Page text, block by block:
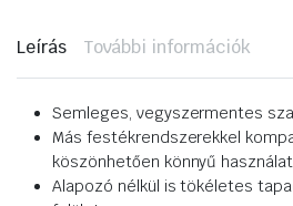
mennyiség
Leírás További információk
Semleges, vegyszermentes
Más festékrendszerekkel
köszönhetően könnyű használat
Alapozó nélkül is tökéletes